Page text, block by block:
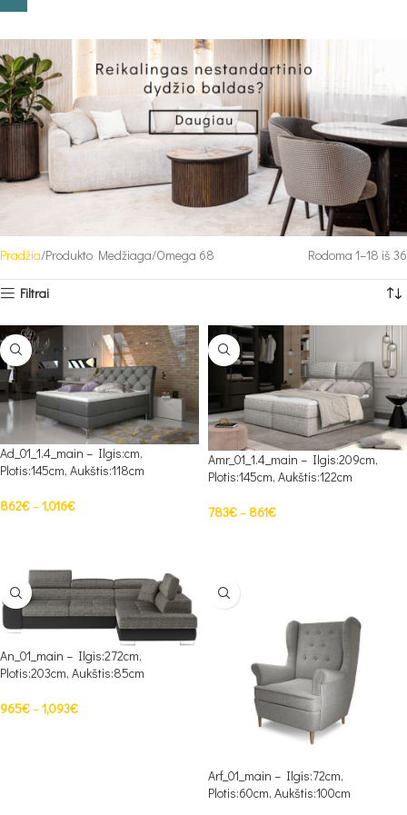
Pradžia Produkto Medžiaga Omega 68 Rodoma 1–18 iš 36
Filtrai
Ad_01_1.4_main – Ilgis:cm,
Plotis:145cm, Aukštis:118cm
862€–1,016€
Amr_01_1.4_main – Ilgis:209cm,
Plotis:145cm, Aukštis:122cm
783€– 861€
An_01_main – Ilgis:272cm,
Plotis:203cm, Aukštis:85cm
965€–1,093€
Arf_01_main – Ilgis:72cm,
Plotis:60cm, Aukštis:100cm